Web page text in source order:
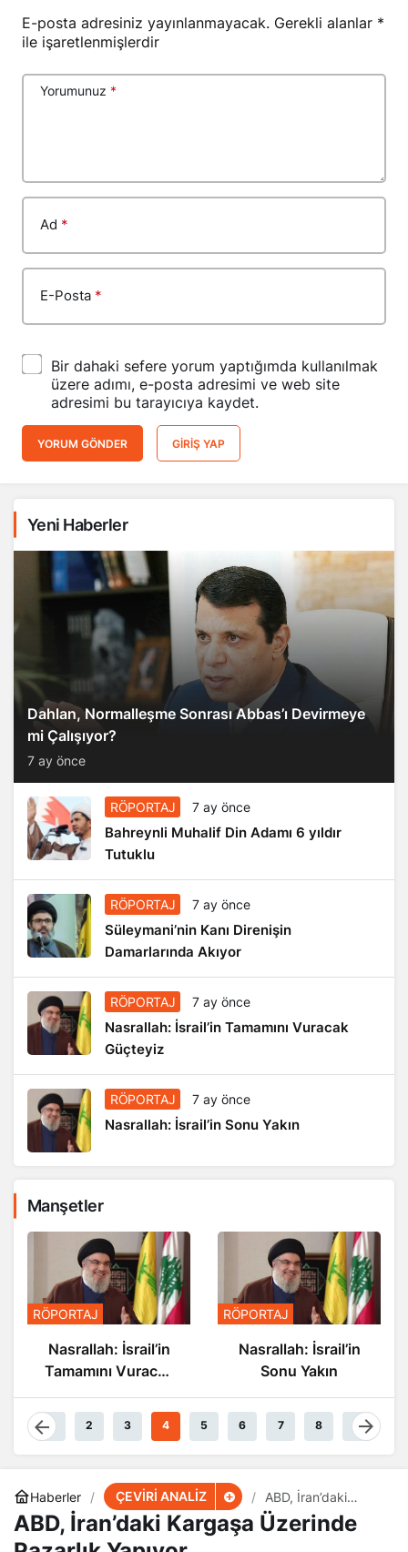
E-posta adresiniz yayınlanmayacak. Gerekli alanlar *
ile işaretlenmişlerdir
Yorumunuz *
Ad *
E-Posta *
Bir dahaki sefere yorum yaptığımda kullanılmak
üzere adımı, e-posta adresimi ve web site
adresimi bu tarayıcıya kaydet.
YORUM GÖNDER GIRIŞ YAP
Yeni Haberler
Dahlan, Normalleşme Sonrası Abbas’ı Devirmeye
mi Çalışıyor?
7 ay önce
RÖPORTAJ 7 ay önce
Bahreynli Muhalif Din Adamı 6 yıldır
Tutuklu
RÖPORTAJ 7 ay önce
Süleymani’nin Kanı Direnişin
Damarlarında Akıyor
RÖPORTAJ 7 ay önce
Nasrallah: İsrail’in Tamamını Vuracak
Güçteyiz
RÖPORTAJ 7 ay önce
Nasrallah: İsrail’in Sonu Yakın
Manşetler
RÖPORTAJ
Nasrallah: İsrail’in
Tamamını Vuracak
Güçteyiz
RÖPORTAJ
Nasrallah: İsrail’in
Sonu Yakın
1 2 3 4 5 6 7 8 9
Haberler ÇEVİRİ ANALİZ
ABD, İran’daki
Kargaşa Üzerinde
Pazarlık Yapıyor
ABD, İran’daki Kargaşa Üzerinde